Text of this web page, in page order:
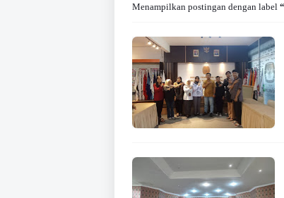
Menampilkan postingan dengan label